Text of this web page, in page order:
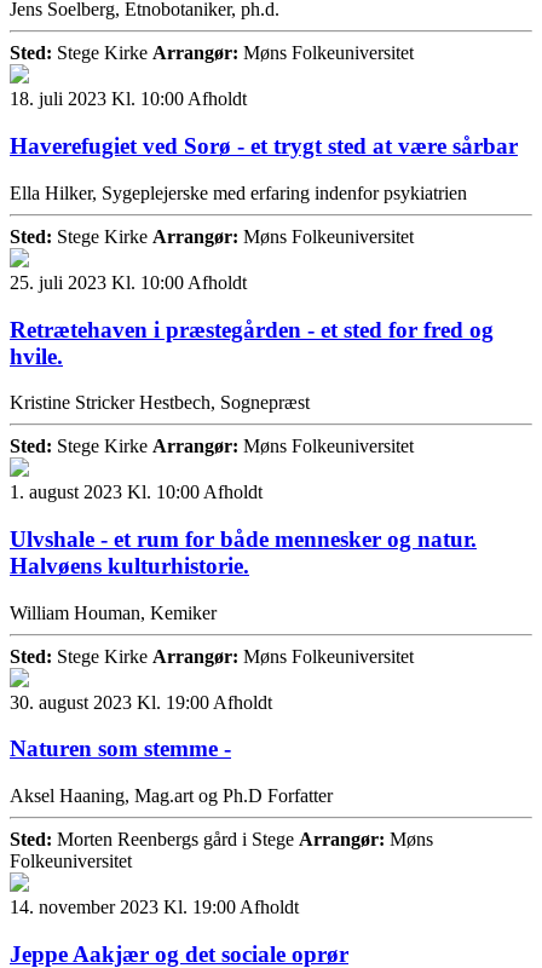
Jens Soelberg, Etnobotaniker, ph.d.
Sted: Stege Kirke Arrangør: Møns Folkeuniversitet
18. juli 2023 Kl. 10:00 Afholdt
Haverefugiet ved Sorø - et trygt sted at være sårbar
Ella Hilker, Sygeplejerske med erfaring indenfor psykiatrien
Sted: Stege Kirke Arrangør: Møns Folkeuniversitet
25. juli 2023 Kl. 10:00 Afholdt
Retrætehaven i præstegården - et sted for fred og
hvile.
Kristine Stricker Hestbech, Sognepræst
Sted: Stege Kirke Arrangør: Møns Folkeuniversitet
1. august 2023 Kl. 10:00 Afholdt
Ulvshale - et rum for både mennesker og natur.
Halvøens kulturhistorie.
William Houman, Kemiker
Sted: Stege Kirke Arrangør: Møns Folkeuniversitet
30. august 2023 Kl. 19:00 Afholdt
Naturen som stemme -
Aksel Haaning, Mag.art og Ph.D Forfatter
Sted: Morten Reenbergs gård i Stege Arrangør: Møns
Folkeuniversitet
14. november 2023 Kl. 19:00 Afholdt
Jeppe Aakjær og det sociale oprør